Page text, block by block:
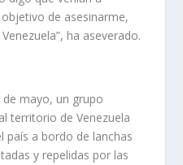
de asesinarme,
ha aseverado.
mayo, un grupo
territorio de Venezuela
a bordo de lanchas
y repelidas por las